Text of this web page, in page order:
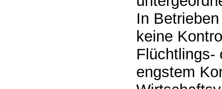
In
keine
Flüchtlings-
engstem